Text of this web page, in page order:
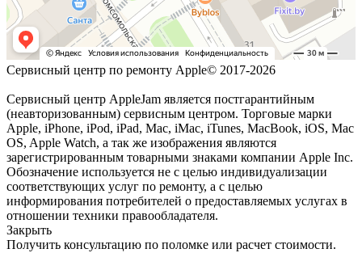
Сервисный центр по ремонту Apple© 2017-2026
Сервисный центр AppleJam является постгарантийным
(неавторизованным) сервисным центром. Торговые марки
Apple, iPhone, iPod, iPad, Mac, iMac, iTunes, MacBook, iOS, Mac
OS, Apple Watch, а так же изображения являются
зарегистрированным товарными знаками компании Apple Inc.
Обозначение используется не с целью индивидуализации
соответствующих услуг по ремонту, а с целью
информирования потребителей о предоставляемых услугах в
отношении техники правообладателя.
Закрыть
Получить консультацию по поломке или расчет стоимости.